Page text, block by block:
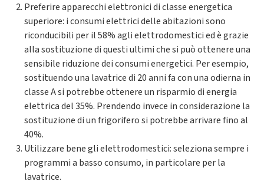
Preferire apparecchi elettronici di classe energetica
superiore: i consumi elettrici delle abitazioni sono
riconducibili per il 58% agli elettrodomestici ed è grazie
alla sostituzione di questi ultimi che si può ottenere una
sensibile riduzione dei consumi energetici. Per esempio,
sostituendo una lavatrice di 20 anni fa con una odierna in
classe A si potrebbe ottenere un risparmio di energia
elettrica del 35%. Prendendo invece in considerazione la
sostituzione di un frigorifero si potrebbe arrivare fino al
40%.
Utilizzare bene gli elettrodomestici: seleziona sempre i
programmi a basso consumo, in particolare per la
lavatrice.